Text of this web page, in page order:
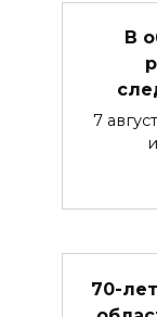
В
7
70-